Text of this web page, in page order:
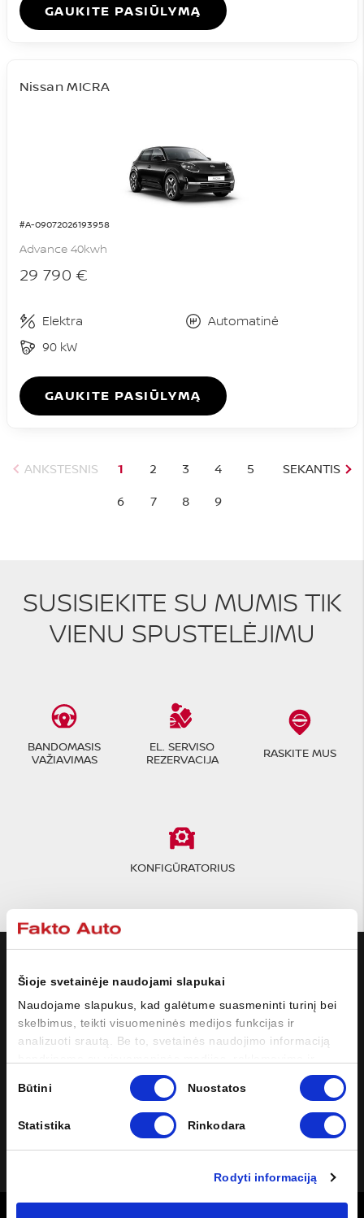
Šioje svetainėje naudojami slapukai
Naudojame slapukus, kad galėtume suasmeninti turinį bei
skelbimus, teikti visuomeninės medijos funkcijas ir
analizuoti srautą. Be to, svetainės naudojimo informaciją
analizės partneriais, kurie gali ją pridėti prie kitos jūsų
pateiktos arba naudojant paslaugas surinktos informacijos.
Būtini Nuostatos
Statistika Rinkodara
Rodyti informaciją
GAUKITE PASIŪLYMĄ
#A-09072026193958
Nissan MICRA
Advance 40kwh
29 790 €
Elektra
Automatinė
90 kW
GAUKITE PASIŪLYMĄ
ANKSTESNIS SEKANTIS
1 2 3 4
5
6
7 8 9
SUSISIEKITE SU MUMIS TIK
VIENU SPUSTELĖJIMU
BANDOMASIS
VAŽIAVIMAS
EL. SERVISO
REZERVACIJA
RASKITE MUS
KONFIGŪRATORIUS
MODELIAI
NISSAN
PIRKĖJUI
SAVININKUI
SOCIALINĖ ŽINIASKLAIDA